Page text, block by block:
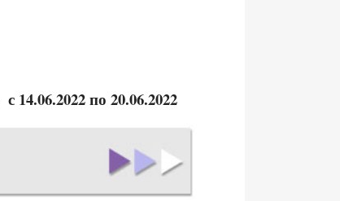
с 14.06.2022 по 20.06.2022